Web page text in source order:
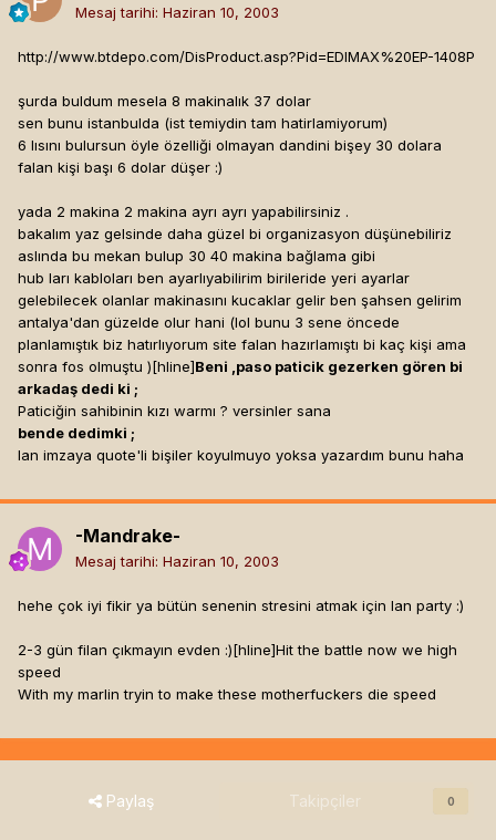
Mesaj tarihi: Haziran 10, 2003
http://www.btdepo.com/DisProduct.asp?Pid=EDIMAX%20EP-1408P
şurda buldum mesela 8 makinalık 37 dolar
sen bunu istanbulda (ist temiydin tam hatirlamiyorum)
6 lısını bulursun öyle özelliği olmayan dandini bişey 30 dolara
falan kişi başı 6 dolar düşer :)
yada 2 makina 2 makina ayrı ayrı yapabilirsiniz .
bakalım yaz gelsinde daha güzel bi organizasyon düşünebiliriz
aslında bu mekan bulup 30 40 makina bağlama gibi
hub ları kabloları ben ayarlıyabilirim birileride yeri ayarlar
gelebilecek olanlar makinasını kucaklar gelir ben şahsen gelirim
antalya'dan güzelde olur hani (lol bunu 3 sene öncede
planlamıştık biz hatırlıyorum site falan hazırlamıştı bi kaç kişi ama
sonra fos olmuştu )[hline]Beni ,paso paticik gezerken gören bi
arkadaş dedi ki ;
Paticiğin sahibinin kızı warmı ? versinler sana
bende dedimki ;
lan imzaya quote'li bişiler koyulmuyo yoksa yazardım bunu haha
-Mandrake-
Mesaj tarihi: Haziran 10, 2003
hehe çok iyi fikir ya bütün senenin stresini atmak için lan party :)
2-3 gün filan çıkmayın evden :)[hline]Hit the battle now we high
speed
With my marlin tryin to make these motherfuckers die speed
Paylaş Takipçiler 0